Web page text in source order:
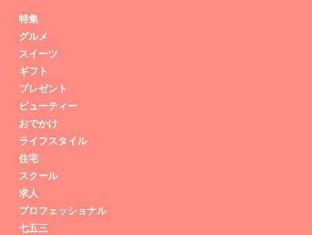
特集
グルメ
スイーツ
ギフト
プレゼント
ビューティー
おでかけ
ライフスタイル
住宅
スクール
求人
プロフェッショナル
七五三